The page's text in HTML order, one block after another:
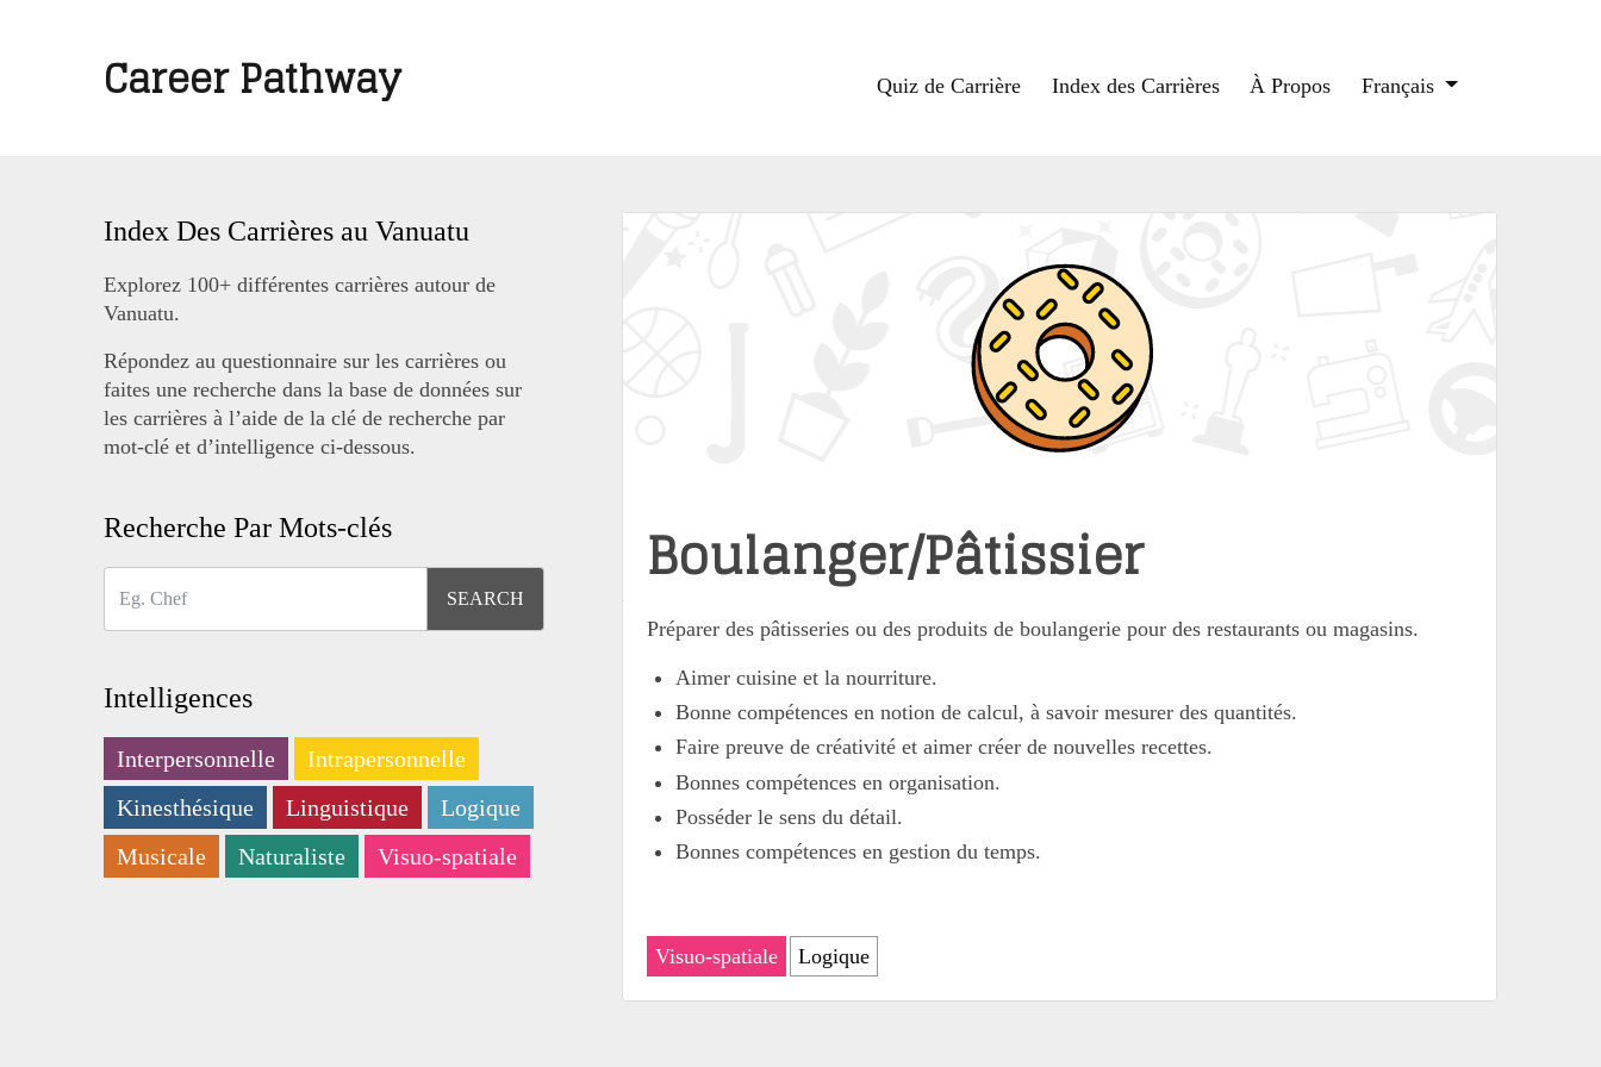
Career Pathway Quiz de Carrière Index des Carrières À Propos Français
Index Des Carrières au Vanuatu
Explorez 100+ différentes carrières autour de
Vanuatu.
Répondez au questionnaire sur les carrières ou
faites une recherche dans la base de données sur
les carrières à l’aide de la clé de recherche par
mot-clé et d’intelligence ci-dessous.
Recherche Par Mots-clés
Intelligences
Interpersonnelle
Intrapersonnelle
Kinesthésique
Linguistique
Logique
Musicale
Naturaliste Visuo-spatiale
Boulanger/Pâtissier
Préparer des pâtisseries ou des produits de boulangerie pour des restaurants ou magasins.
Aimer cuisine et la nourriture.
Bonne compétences en notion de calcul, à savoir mesurer des quantités.
Faire preuve de créativité et aimer créer de nouvelles recettes.
Bonnes compétences en organisation.
Posséder le sens du détail.
Bonnes compétences en gestion du temps.
Visuo-spatiale Logique